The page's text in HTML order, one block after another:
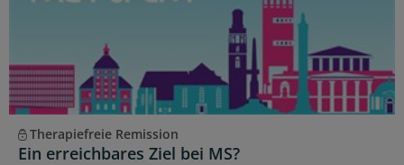
Therapiefreie Remission
Ein erreichbares Ziel bei MS?